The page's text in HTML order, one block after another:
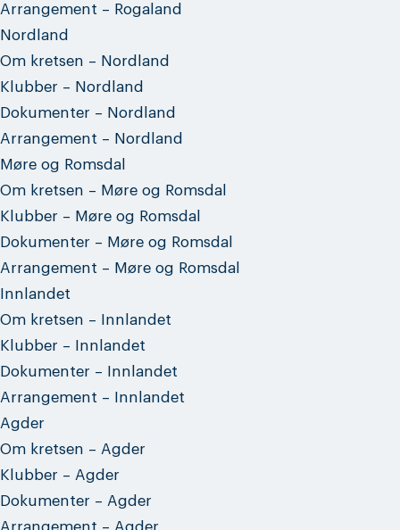
Arrangement – Rogaland
Nordland
Om kretsen – Nordland
Klubber – Nordland
Dokumenter – Nordland
Arrangement – Nordland
Møre og Romsdal
Om kretsen – Møre og Romsdal
Klubber – Møre og Romsdal
Dokumenter – Møre og Romsdal
Arrangement – Møre og Romsdal
Innlandet
Om kretsen – Innlandet
Klubber – Innlandet
Dokumenter – Innlandet
Arrangement – Innlandet
Agder
Om kretsen – Agder
Klubber – Agder
Dokumenter – Agder